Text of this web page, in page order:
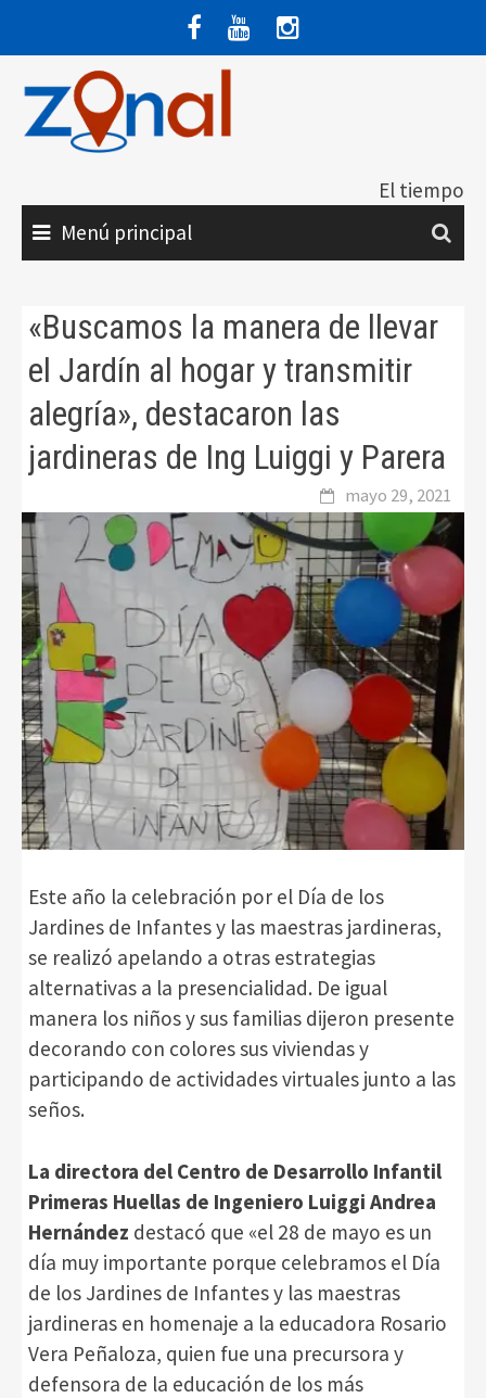
contenido
El tiempo
Menú principal
«Buscamos la manera de llevar
el Jardín al hogar y transmitir
alegría», destacaron las
jardineras de Ing Luiggi y Parera
mayo 29, 2021
Este año la celebración por el Día de los
Jardines de Infantes y las maestras jardineras,
se realizó apelando a otras estrategias
alternativas a la presencialidad. De igual
manera los niños y sus familias dijeron presente
decorando con colores sus viviendas y
participando de actividades virtuales junto a las
seños.
La directora del Centro de Desarrollo Infantil
Primeras Huellas de Ingeniero Luiggi Andrea
Hernández destacó que «el 28 de mayo es un
día muy importante porque celebramos el Día
de los Jardines de Infantes y las maestras
jardineras en homenaje a la educadora Rosario
Vera Peñaloza, quien fue una precursora y
defensora de la educación de los más